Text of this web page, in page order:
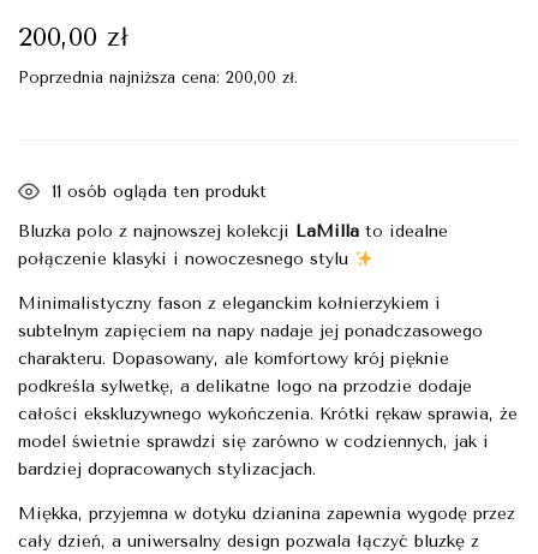
200,00 zł
Poprzednia najniższa cena: 200,00 zł.
11 osób ogląda ten produkt
Bluzka polo z najnowszej kolekcji LaMilla to idealne
połączenie klasyki i nowoczesnego stylu
Minimalistyczny fason z eleganckim kołnierzykiem i
subtelnym zapięciem na napy nadaje jej ponadczasowego
charakteru. Dopasowany, ale komfortowy krój pięknie
podkreśla sylwetkę, a delikatne logo na przodzie dodaje
całości ekskluzywnego wykończenia. Krótki rękaw sprawia, że
model świetnie sprawdzi się zarówno w codziennych, jak i
bardziej dopracowanych stylizacjach.
Miękka, przyjemna w dotyku dzianina zapewnia wygodę przez
cały dzień, a uniwersalny design pozwala łączyć bluzkę z